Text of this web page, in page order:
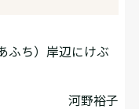
ふち）岸辺にけぶ
河野裕子